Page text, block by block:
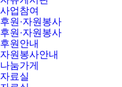
사업참여
후원·자원봉사
후원·자원봉사
후원안내
자원봉사안내
나눔가게
자료실